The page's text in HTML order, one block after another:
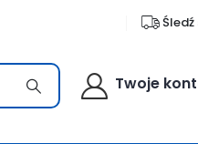
Twoje